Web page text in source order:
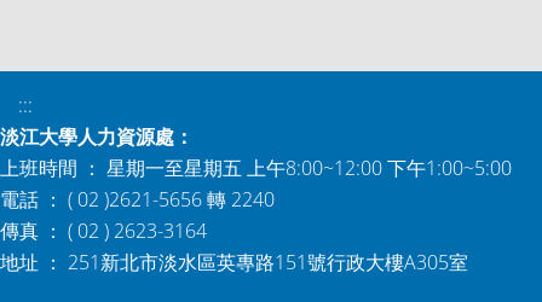
:::
淡江大學人力資源處：
上班時間 ： 星期一至星期五 上午8:00~12:00 下午1:00~5:00
電話 ： ( 02 )2621-5656 轉 2240
傳真 ： ( 02 ) 2623-3164
地址 ： 251新北市淡水區英專路151號行政大樓A305室